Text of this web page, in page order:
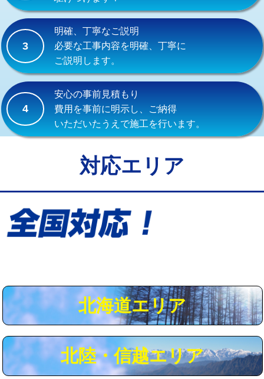
交換・取付（その他部品）
持込商品取付（単水栓）
持込商品取付（混合水栓） 16,500円
持込商品取付（浄水器・分岐水栓） 16,500円
給水管工事※（ホール加工)
給水管工事※（バンド止め) 3,300円
給水管工事※（保温材使用（バンド止
5,500円
給水管工事※（土の掘削・埋め戻し作
業)
用（追加）/3ｍ超え)
給水管工事※（ライニング鋼管・銅
44,000円
給水管工事※（ライニング鋼管・銅
管・ポリ管・HT管使用/3ｍ超え)
+8,800円
3
明確、丁寧なご説明
必要な工事内容を明確、丁寧に
ご説明します。
4
安心の事前見積もり
費用を事前に明示し、ご納得
いただいたうえで施工を行います。
対応エリア
北海道エリア
北陸・信越エリア